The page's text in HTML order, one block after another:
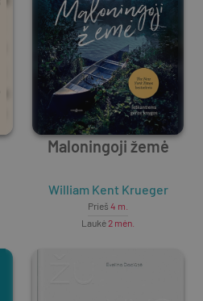
Maloningoji žemė
William Kent Krueger
Prieš 4 m.
Laukė2 mėn.